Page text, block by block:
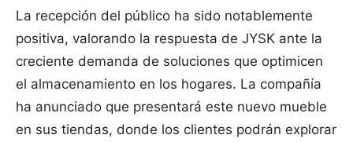
La recepción del público ha sido notablemente
positiva, valorando la respuesta de JYSK ante la
creciente demanda de soluciones que optimicen
el almacenamiento en los hogares. La compañía
ha anunciado que presentará este nuevo mueble
en sus tiendas, donde los clientes podrán explorar